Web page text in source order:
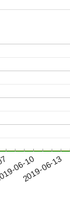
06-10
2019-06-13